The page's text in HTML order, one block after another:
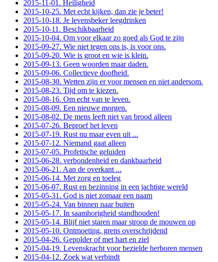
2015-11-01. Heiligheid
2015-10-25. Met echt kijken, dan zie je beter!
2015-10-18. Je levensbeker leegdrinken
2015-10-11. Beschikbaarheid
2015-10-04. Om voor elkaar zo goed als God te zijn
2015-09-27. Wie niet tegen ons is, is voor ons.
2015-09-20. Wie is groot en wie is klein.
2015-09-13. Geen woorden maar daden.
2015-09-06. Collectieve doofheid.
2015-08-30. Wetten zijn er voor mensen en niet andersom.
2015-08-23. Tijd om te kiezen.
2015-08-16. Om echt van te leven.
2015-08-09. Een nieuwe morgen.
2015-08-02. De mens leeft niet van brood alleen
2015-07-26. Beproef het leven
2015-07-19. Rust nu maar even uit ...
2015-07-12. Niemand gaat alleen
2015-07-05. Profetische geluiden
2015-06-28. verbondenheid en dankbaarheid
2015-06-21. Aan de overkant ...
2015-06-14. Met zorg en toeleg
2015-06-07. Rust en bezinning in een jachtige wereld
2015-05-31. God is niet zomaar een naam
2015-05-24. Van binnen naar buiten
2015-05-17. In saamhorigheid standhouden!
2015-05-14. Blijf niet staren maar stroop de mouwen op
2015-05-10. Ontmoeting, grens overschrijdend
2015-04-26. Gepolder of met hart en ziel
2015-04-19. Levenskracht voor bezielde herboren mensen
2015-04-12. Zoek wat verbindt